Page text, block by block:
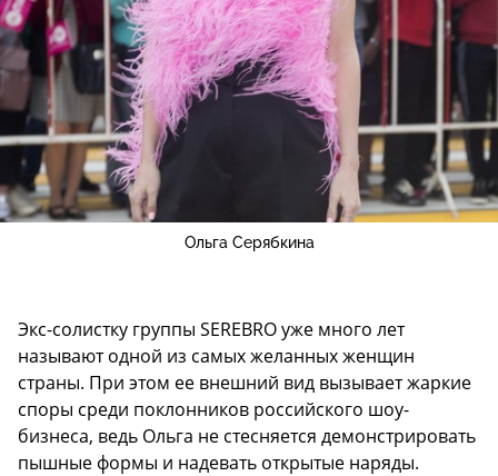
Ольга Серябкина
Экс-солистку группы SEREBRO уже много лет
называют одной из самых желанных женщин
страны. При этом ее внешний вид вызывает жаркие
споры среди поклонников российского шоу-
бизнеса, ведь Ольга не стесняется демонстрировать
пышные формы и надевать открытые наряды.